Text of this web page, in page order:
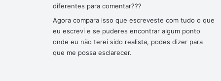
diferentes para comentar???
Agora compara isso que escreveste com tudo o que
eu escrevi e se puderes encontrar algum ponto
onde eu não terei sido realista, podes dizer para
que me possa esclarecer.